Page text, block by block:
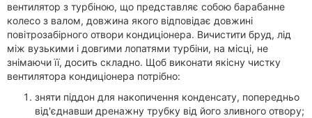
вентилятор з турбіною, що представляє собою барабанне
колесо з валом, довжина якого відповідає довжині
повітрозабірного отвори кондиціонера. Вичистити бруд, лід
між вузькими і довгими лопатями турбіни, на місці, не
знімаючи її, досить складно. Щоб виконати якісну чистку
вентилятора кондиціонера потрібно:
зняти піддон для накопичення конденсату, попередньо
від'єднавши дренажну трубку від його зливного отвору;